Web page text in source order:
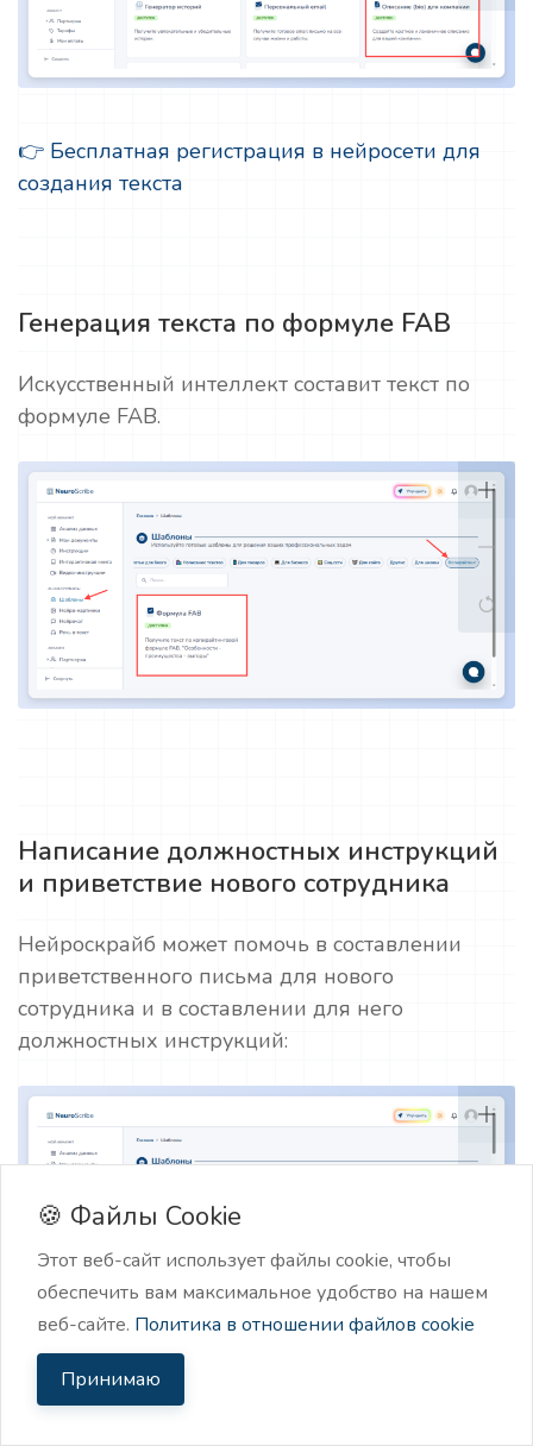
👉 Бесплатная регистрация в нейросети для
создания текста
Генерация текста по формуле FAB
Искусственный интеллект составит текст по
формуле FAB.
Написание должностных инструкций
и приветствие нового сотрудника
Нейроскрайб может помочь в составлении
приветственного письма для нового
сотрудника и в составлении для него
должностных инструкций:
🍪 Файлы Cookie
Этот веб-сайт использует файлы cookie, чтобы
обеспечить вам максимальное удобство на нашем
веб-сайте. Политика в отношении файлов cookie
Принимаю